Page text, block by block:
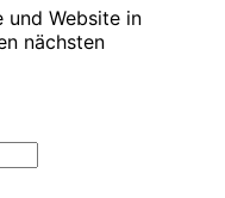
und Website in
nächsten